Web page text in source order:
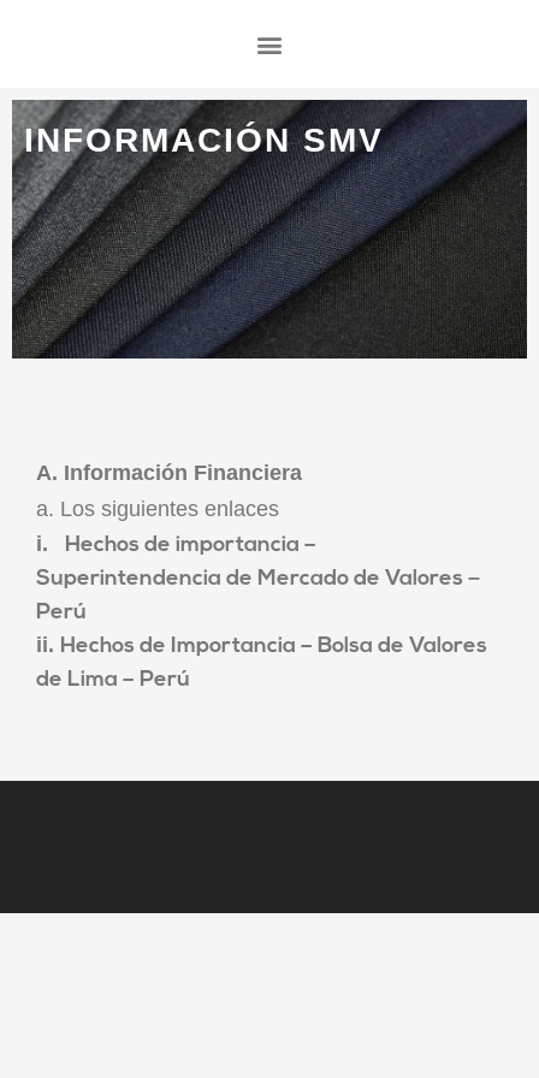
contenido
INFORMACIÓN SMV
A. Información Financiera
a. Los siguientes enlaces
i.
Hechos de importancia –
Superintendencia de Mercado de Valores –
Perú
ii. Hechos de Importancia – Bolsa de Valores
de Lima – Perú